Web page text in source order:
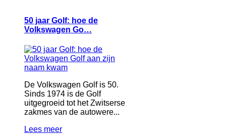
50 jaar Golf: hoe de
Volkswagen Go…
De Volkswagen Golf is 50.
Sinds 1974 is de Golf
uitgegroeid tot het Zwitserse
zakmes van de autowere...
Lees meer